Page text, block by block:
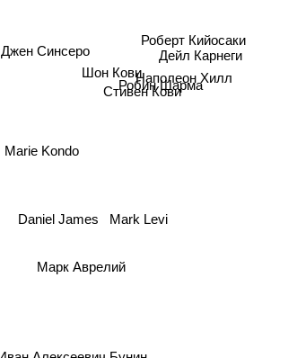
Дейл Карнеги
Роберт Кийосаки
Наполеон Хилл
Стивен Кови
Робин Шарма
Шон Кови
Mark Levi
Марк Аврелий
Daniel James
Джен Синсеро
Marie Kondo